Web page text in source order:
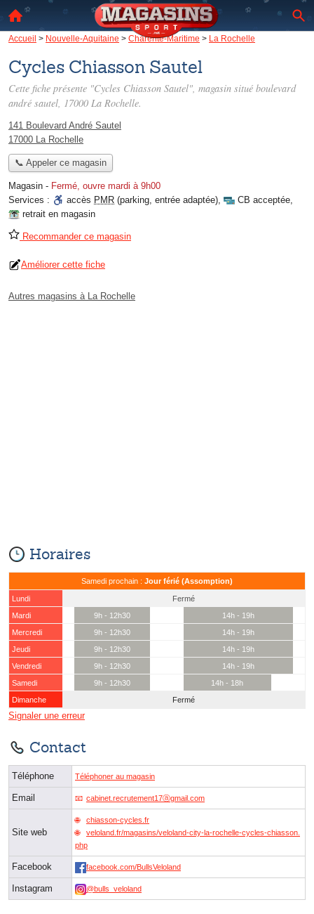
Accueil > Nouvelle-Aquitaine > Charente-Maritime > La Rochelle
Cycles Chiasson Sautel
Cette fiche présente "Cycles Chiasson Sautel", magasin situé boulevard
andré sautel, 17000 La Rochelle.
141 Boulevard André Sautel
17000 La Rochelle
📞 Appeler ce magasin
Magasin - Fermé, ouvre mardi à 9h00
Services :
accès PMR (parking, entrée adaptée), CB acceptée,
retrait en magasin
Recommander ce magasin
Améliorer cette fiche
Autres magasins à La Rochelle
Horaires
Samedi prochain : Jour férié (Assomption)
Lundi
Fermé
Mardi
9h - 12h30
14h - 19h
Mercredi
9h - 12h30
14h - 19h
Jeudi
9h - 12h30
14h - 19h
Vendredi
9h - 12h30
14h - 19h
Samedi
9h - 12h30
14h - 18h
Dimanche
Fermé
Signaler une erreur
Contact
Téléphone Téléphoner au magasin
Email cabinet.recrutement17ⓐgmail.com
Site web
chiasson-cycles.fr
veloland.fr/magasins/veloland-city-la-rochelle-cycles-chiasson.
php
Facebook facebook.com/BullsVeloland
Instagram @bulls_veloland